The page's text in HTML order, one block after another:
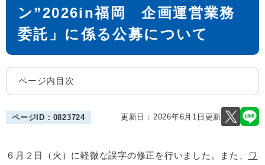
ン”2026in福岡 企画運営業務
委託」に係る公募について
ページ内目次
ページID：0823724 更新日：2026年6月1日更新
６月２日（火）に軽微な誤字の修正を行いました。また、
ワ